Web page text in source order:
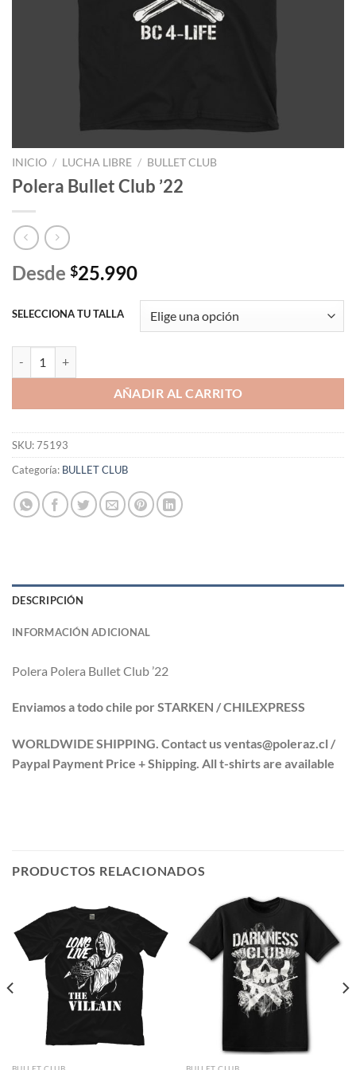
INICIO / LUCHA LIBRE / BULLET CLUB
Polera Bullet Club ’22
Desde $25.990
SELECCIONA TU TALLA
AÑADIR AL CARRITO
SKU:75193
Categoría: BULLET CLUB
DESCRIPCIÓN
INFORMACIÓN ADICIONAL
Polera Polera Bullet Club ’22
Enviamos a todo chile por STARKEN / CHILEXPRESS
WORLDWIDE SHIPPING. Contact us ventas@poleraz.cl /
Paypal Payment Price + Shipping. All t-shirts are available
PRODUCTOS RELACIONADOS